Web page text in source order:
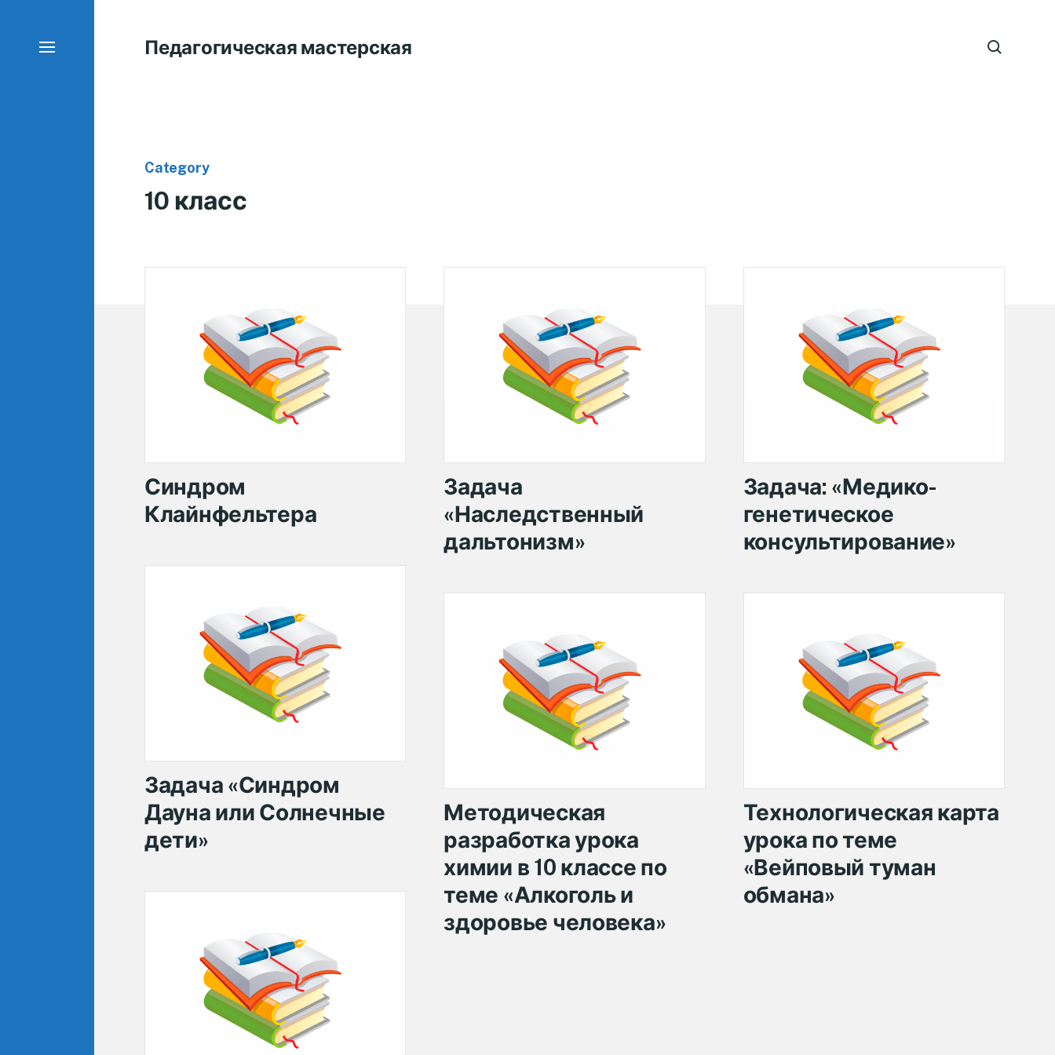
Педагогическая мастерская
Category
10 класс
Синдром
Клайнфельтера
Задача
«Наследственный
дальтонизм»
Задача: «Медико-
генетическое
консультирование»
Задача «Синдром
Дауна или Солнечные
дети»
Методическая
разработка урока
химии в 10 классе по
теме «Алкоголь и
здоровье человека»
Технологическая карта
урока по теме
«Вейповый туман
обмана»